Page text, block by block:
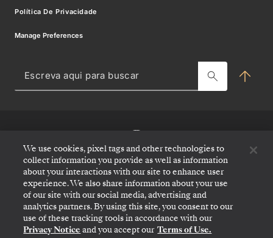
Modern Slavery Statement
Subscrever-se para receber ofertas
Silver Shore Baggage Valet
Cruzeiros Charter & de Incentivos
Política De Privacidade
Manage Preferences
We use cookies, pixel tags and other technologies to
collect information you provide as well as information
about your interactions with our site to enhance user
experience. We also share information about your use
of our site with our social media, advertising and
analytics partners. By using this site, you consent to our
use of these tracking tools in accordance with our
Privacy Notice and you accept our Terms of Use.
para
receber
ofertas
e
o
primeiro
a
saber
sobre
os
nossos
itinerários